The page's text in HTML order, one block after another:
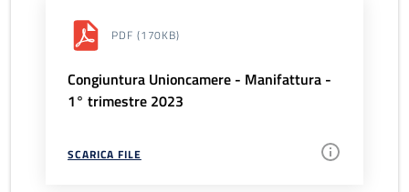
PDF (170KB)
Congiuntura Unioncamere - Manifattura -
1° trimestre 2023
SCARICA FILE